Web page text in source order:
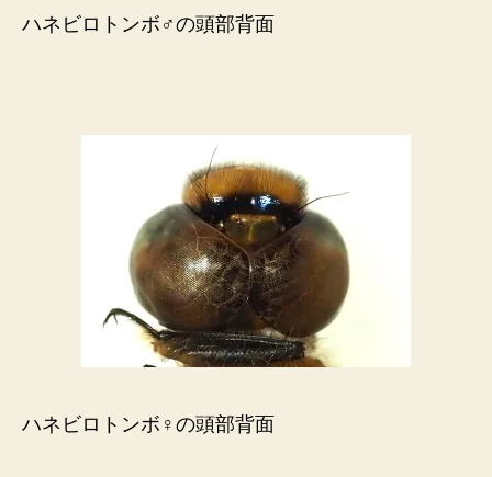
ハネビロトンボ♂の頭部背面
ハネビロトンボ♀の頭部背面